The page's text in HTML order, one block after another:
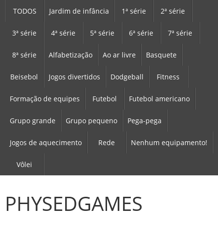
TODOS Jardim de infância 1ª série 2ª série
3ª série 4ª série 5ª série 6ª série 7ª série
8ª série Alfabetização Ao ar livre Basquete
Beisebol Jogos divertidos Dodgeball Fitness
Formação de equipes Futebol Futebol americano
Grupo grande Grupo pequeno Pega-pega
Jogos de aquecimento Rede Nenhum equipamento!
Vôlei
PHYSEDGAMES